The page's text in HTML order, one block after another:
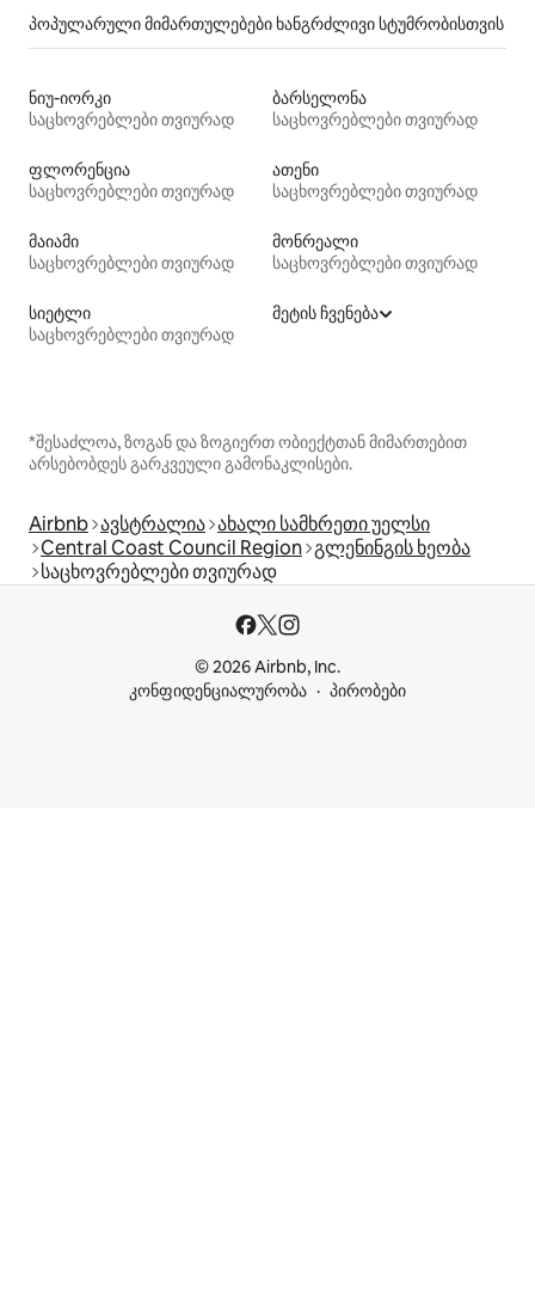
პოპულარული მიმართულებები ხანგრძლივი სტუმრობისთვის
ნიუ-იორკი
საცხოვრებლები თვიურად
ბარსელონა
საცხოვრებლები თვიურად
ფლორენცია
საცხოვრებლები თვიურად
ათენი
საცხოვრებლები თვიურად
მაიამი
საცხოვრებლები თვიურად
მონრეალი
საცხოვრებლები თვიურად
სიეტლი
საცხოვრებლები თვიურად
მეტის ჩვენება
*შესაძლოა, ზოგან და ზოგიერთ ობიექტთან მიმართებით
არსებობდეს გარკვეული გამონაკლისები.
Airbnb ავსტრალია ახალი სამხრეთი უელსი
Central Coast Council Region გლენინგის ხეობა
საცხოვრებლები თვიურად
© 2026 Airbnb, Inc.
კონფიდენციალურობა
პირობები